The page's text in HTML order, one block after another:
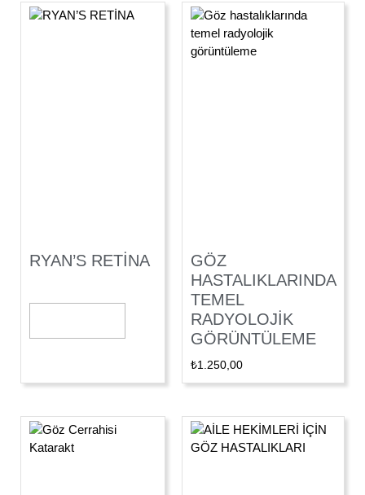
RYAN’S RETİNA
GÖZ
HASTALIKLARINDA
TEMEL
RADYOLOJIK
GÖRÜNTÜLEME
₺1.250,00